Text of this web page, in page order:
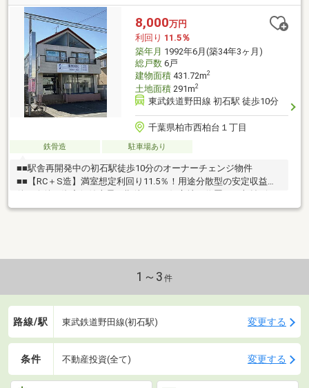
8,000万円
利回り 11.5％
築年月 1992年6月(築34年3ヶ月)
総戸数6戸
建物面積431.72m2
土地面積291m2
東武鉄道野田線 初石駅 徒歩10分
千葉県柏市西柏台１丁目
鉄骨造 駐車場あり
■■駅舎再開発中の初石駅徒歩10分のオーナーチェンジ物件
■■【RC＋S造】満室想定利回り11.5％！用途分散型の安定収益物
です。
1～3 件
路線/駅 東武鉄道野田線(初石駅) 変更する
条件 不動産投資(全て) 変更する